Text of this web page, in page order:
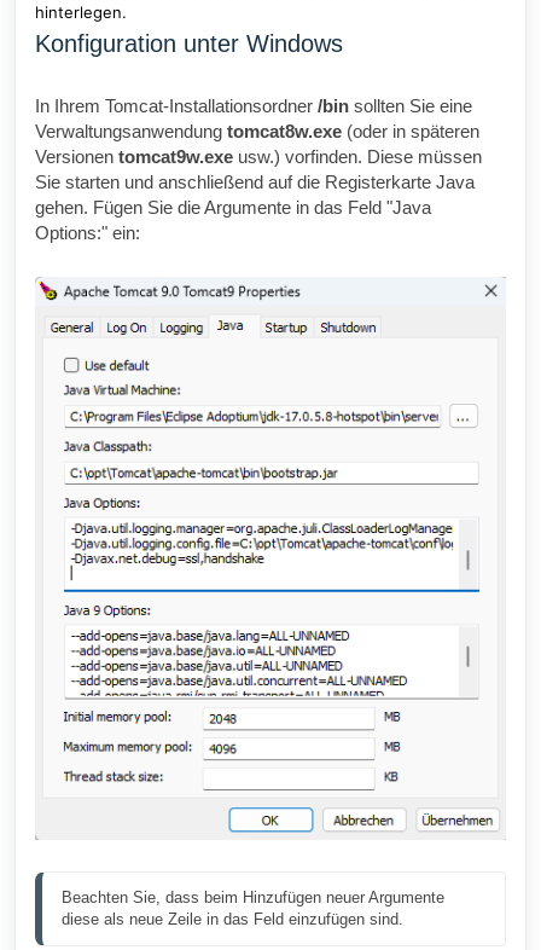
hinterlegen.
Konfiguration unter Windows
In Ihrem Tomcat-Installationsordner /bin sollten Sie eine
Verwaltungsanwendung tomcat8w.exe (oder in späteren
Versionen tomcat9w.exe usw.) vorfinden. Diese müssen
Sie starten und anschließend auf die Registerkarte Java
gehen. Fügen Sie die Argumente in das Feld "Java
Options:" ein:
Beachten Sie, dass beim Hinzufügen neuer Argumente
diese als neue Zeile in das Feld einzufügen sind.